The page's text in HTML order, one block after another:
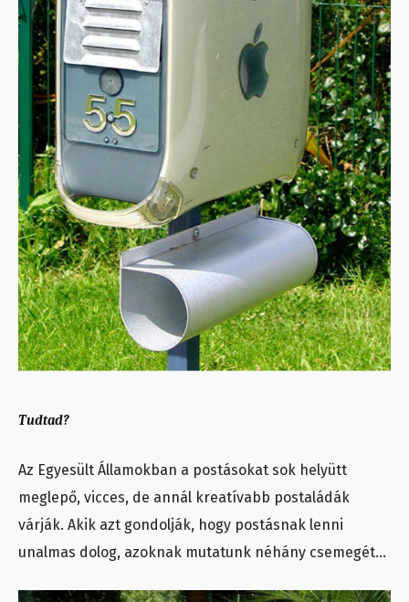
Tudtad?
Az Egyesült Államokban a postásokat sok helyütt
meglepő, vicces, de annál kreatívabb postaládák
várják. Akik azt gondolják, hogy postásnak lenni
unalmas dolog, azoknak mutatunk néhány csemegét…